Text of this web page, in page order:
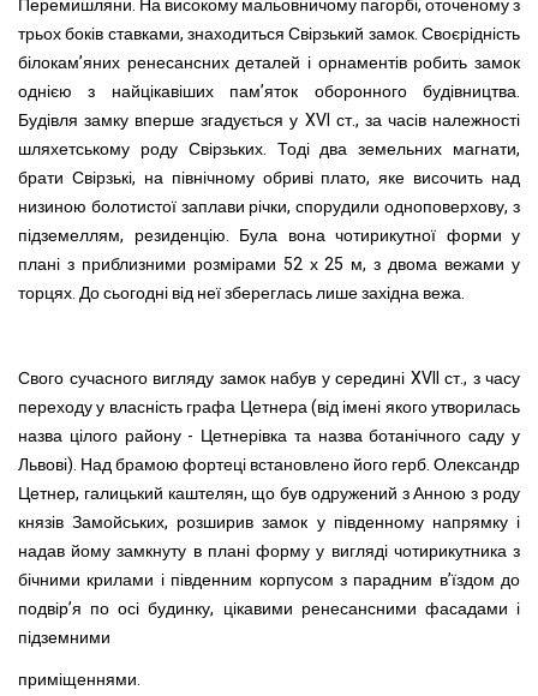
трьох боків ставками, знаходиться Свірзький замок. Своєрідність
білокам’яних ренесансних деталей і орнаментів робить замок
однією з найцікавіших пам’яток оборонного будівництва.
Будівля замку вперше згадується у XVI ст., за часів належності
шляхетському роду Свірзьких. Тоді два земельних магнати,
брати Свірзькі, на північному обриві плато, яке височить над
низиною болотистої заплави річки, спорудили одноповерхову, з
підземеллям, резиденцію. Була вона чотирикутної форми у
плані з приблизними розмірами 52 х 25 м, з двома вежами у
торцях. До сьогодні від неї збереглась лише західна вежа.
Свого сучасного вигляду замок набув у середині XVII ст., з часу
переходу у власність графа Цетнера (від імені якого утворилась
назва цілого району - Цетнерівка та назва ботанічного саду у
Львові). Над брамою фортеці встановлено його герб. Олександр
Цетнер, галицький каштелян, що був одружений з Анною з роду
князів Замойських, розширив замок у південному напрямку і
надав йому замкнуту в плані форму у вигляді чотирикутника з
бічними крилами і південним корпусом з парадним в’їздом до
подвір’я по осі будинку, цікавими ренесансними фасадами і
підземними
приміщеннями.